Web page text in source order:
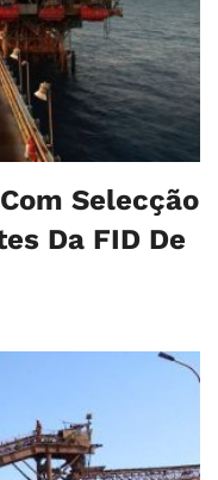
Selecção
Da FID De